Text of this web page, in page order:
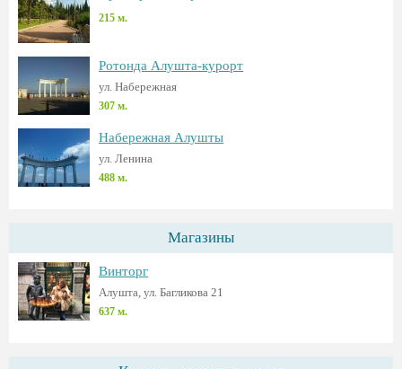
215 м.
Ротонда Алушта-курорт
ул. Набережная
307 м.
Набережная Алушты
ул. Ленина
488 м.
Магазины
Винторг
Алушта, ул. Багликова 21
637 м.